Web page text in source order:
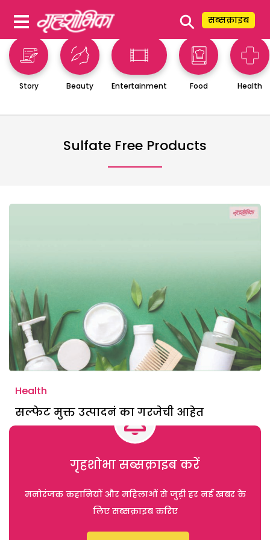
⚲ सब्सक्राइब
Story Beauty Entertainment Food Health
Sulfate Free Products
Health
सल्फेट मुक्त उत्पादनं का गरजेची आहेत
गृहशोभा सब्सक्राइब करें
मनोरंजक कहानियों और महिलाओं से जुड़ी हर नई खबर के
लिए सब्सक्राइब करिए